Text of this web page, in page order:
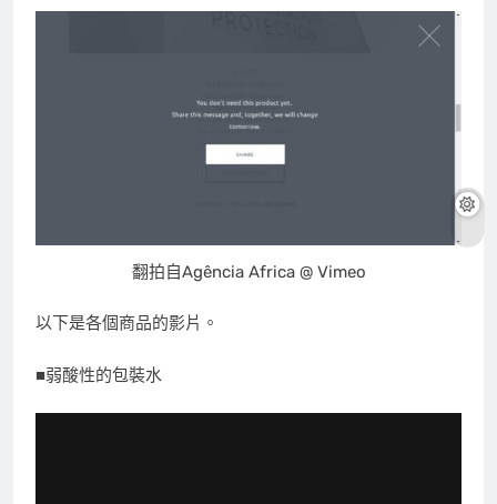
翻拍自Agência Africa @ Vimeo
以下是各個商品的影片。
■弱酸性的包裝水